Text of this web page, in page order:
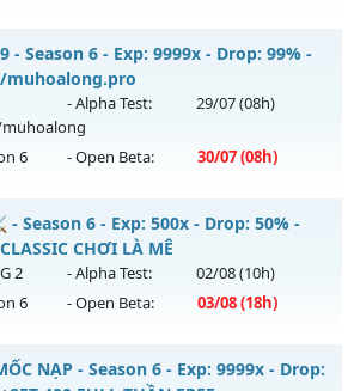
bản Webzen
🌍🌍🌍🌍Web: https://muhoalong.pro
- Mở máy chủ
muhoalongvào 09h ngày
bản Webzen
- Season 6 - Exp: 9999x - Drop: 99% -
- Alpha Test: 29/07(08h)
6 - Open Beta: 30/07(08h)
- 🌍 Website: https://muhoalong.pro
- Mở máy chủ
muhoalongvào 08h ngày
Season 6 - Exp: 500x - Drop: 50% -
CHƠI LÀ MÊ
2 - Alpha Test: 02/08(10h)
6 - Open Beta: 03/08(18h)
EP3 ĐỈNH CAO CLASSIC CHƠI LÀ MÊ
NẠP - Season 6 - Exp: 9999x - Drop: